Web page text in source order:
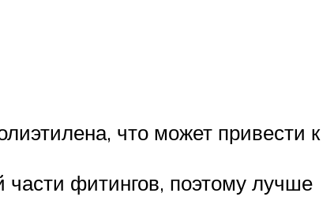
что может привести к
части фитингов, поэтому лучше